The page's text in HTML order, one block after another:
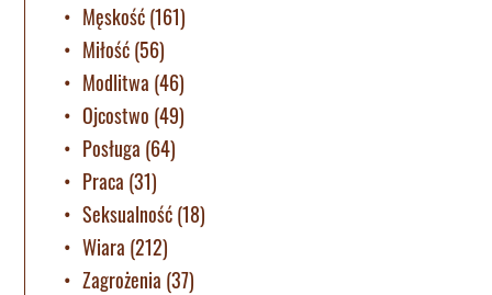
Męskość(161)
Miłość(56)
Modlitwa (46)
Ojcostwo (49)
Posługa (64)
Praca (31)
Seksualność(18)
Wiara (212)
Zagrożenia (37)